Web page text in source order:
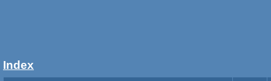
Index